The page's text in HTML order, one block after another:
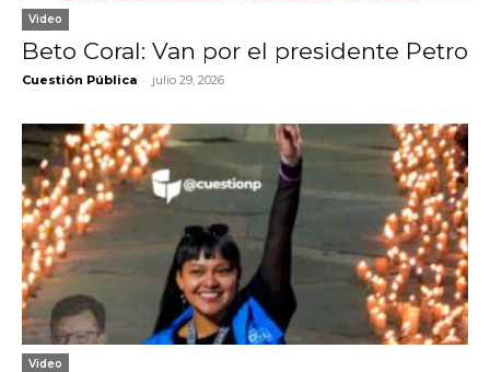
Video
Beto Coral: Van por el presidente Petro
Cuestión Pública - julio 29, 2026
Video